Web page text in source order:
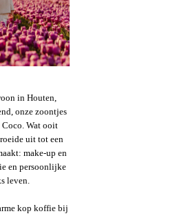
in Houten,
onze zoontjes
Coco. Wat ooit
uit tot een
make-up en
en persoonlijke
leven.
kop koffie bij